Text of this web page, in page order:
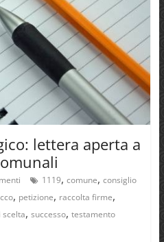
lettera aperta a
1119, comune, consiglio
, petizione, raccolta firme,
, successo, testamento